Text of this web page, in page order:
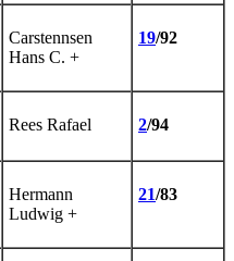
Carstennsen
Hans C. +
19/92
Rees Rafael 2/94
Hermann
Ludwig +
21/83